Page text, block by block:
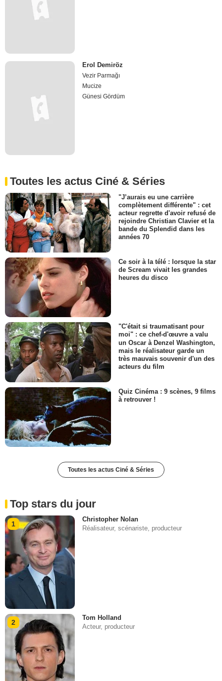
Erol Demiröz
Vezir Parmağı
Mucize
Günesi Gördüm
Toutes les actus Ciné & Séries
"J’aurais eu une carrière
complètement différente" : cet
acteur regrette d'avoir refusé de
rejoindre Christian Clavier et la
bande du Splendid dans les
années 70
Ce soir à la télé : lorsque la star
de Scream vivait les grandes
heures du disco
"C'était si traumatisant pour
moi" : ce chef-d'œuvre a valu
un Oscar à Denzel Washington,
mais le réalisateur garde un
très mauvais souvenir d'un des
acteurs du film
Quiz Cinéma : 9 scènes, 9 films
à retrouver !
Toutes les actus Ciné & Séries
Top stars du jour
1
Christopher Nolan
Réalisateur, scénariste, producteur
2
Tom Holland
Acteur, producteur